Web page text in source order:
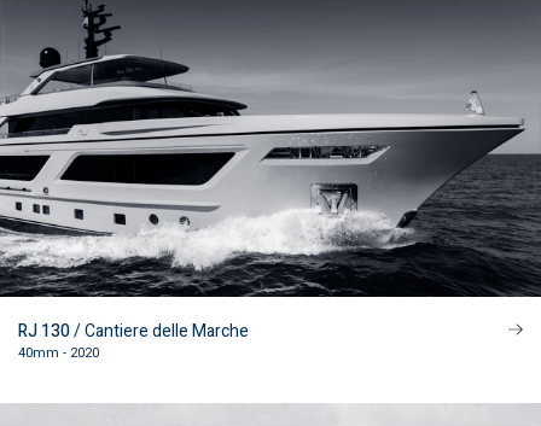
RJ 130/ Cantiere delle Marche
40mm - 2020